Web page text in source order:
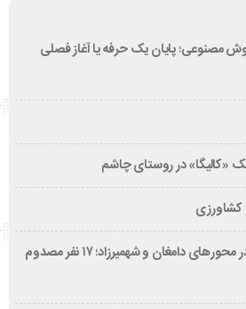
مصنوعی؛ پایان یک حرفه یا آغاز فصلی
«کالیگا» در روستای چاشم
کشاورزی
وقوع دو سانحه رانندگی در محورهای دامغان و شهمیرزاد؛ ۱۷ نفر مصدوم